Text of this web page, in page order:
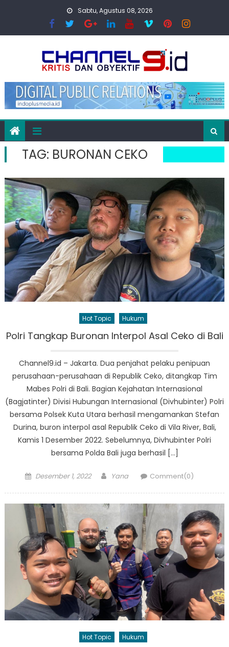
Sabtu, Agustus 08, 2026
TAG: BURONAN CEKO
Hot Topic Hukum
Polri Tangkap Buronan Interpol Asal Ceko di Bali
Channel9.id – Jakarta. Dua penjahat pelaku penipuan
perusahaan-perusahaan di Republik Ceko, ditangkap Tim
Mabes Polri di Bali. Bagian Kejahatan Internasional
(Bagjatinter) Divisi Hubungan Internasional (Divhubinter) Polri
bersama Polsek Kuta Utara berhasil mengamankan Stefan
Durina, buron interpol asal Republik Ceko di Vila River, Bali,
Kamis 1 Desember 2022. Sebelumnya, Divhubinter Polri
bersama Polda Bali juga berhasil […]
Posted
Desember 1, 2022 Author
Yana Comment(0)
Hot Topic Hukum